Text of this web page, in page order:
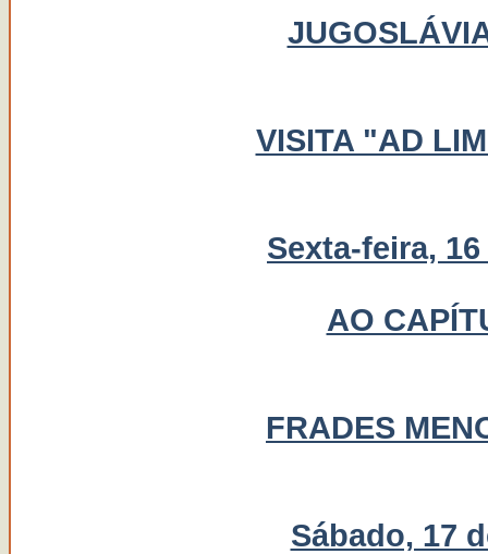
VISITA "AD
Sexta-feira,
AO
FRADES
Sábado, 17